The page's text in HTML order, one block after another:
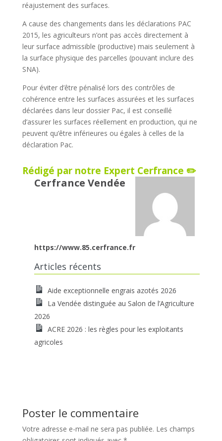
réajustement des surfaces.
A cause des changements dans les déclarations PAC
2015, les agriculteurs n’ont pas accès directement à
leur surface admissible (productive) mais seulement à
la surface physique des parcelles (pouvant inclure des
SNA).
Pour éviter d’être pénalisé lors des contrôles de
cohérence entre les surfaces assurées et les surfaces
déclarées dans leur dossier Pac, il est conseillé
d’assurer les surfaces réellement en production, qui ne
peuvent qu’être inférieures ou égales à celles de la
déclaration Pac.
Rédigé par notre Expert Cerfrance ✏️
Cerfrance Vendée
https://www.85.cerfrance.fr
Articles récents
Aide exceptionnelle engrais azotés 2026
La Vendée distinguée au Salon de l’Agriculture
2026
ACRE 2026 : les règles pour les exploitants
agricoles
Poster le commentaire
Votre adresse e-mail ne sera pas publiée. Les champs